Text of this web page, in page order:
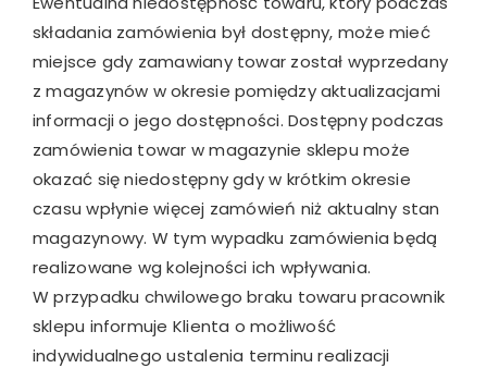
składania zamówienia był dostępny, może mieć
miejsce gdy zamawiany towar został wyprzedany
z magazynów w okresie pomiędzy aktualizacjami
informacji o jego dostępności. Dostępny podczas
zamówienia towar w magazynie sklepu może
okazać się niedostępny gdy w krótkim okresie
czasu wpłynie więcej zamówień niż aktualny stan
magazynowy. W tym wypadku zamówienia będą
realizowane wg kolejności ich wpływania.
W przypadku chwilowego braku towaru pracownik
sklepu informuje Klienta o możliwość
indywidualnego ustalenia terminu realizacji